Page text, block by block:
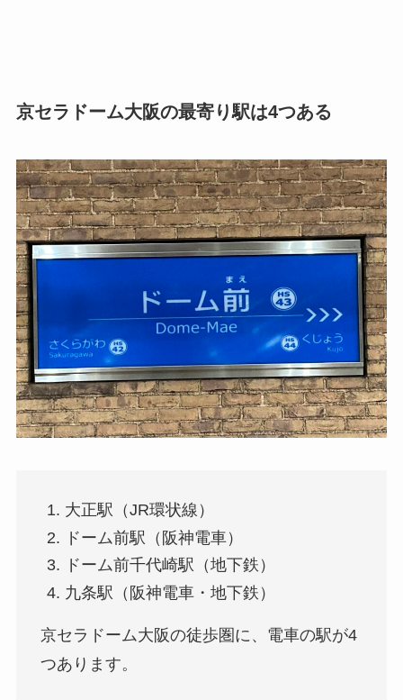
京セラドーム大阪の最寄り駅は4つある
大正駅（JR環状線）
ドーム前駅（阪神電車）
ドーム前千代崎駅（地下鉄）
九条駅（阪神電車・地下鉄）
京セラドーム大阪の徒歩圏に、電車の駅が4
つあります。